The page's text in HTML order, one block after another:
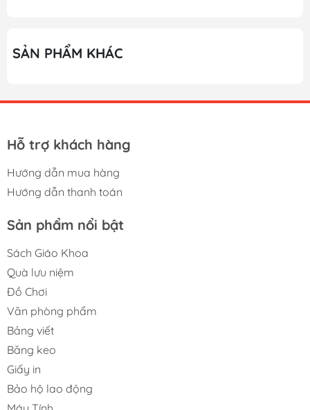
SẢN PHẨM KHÁC
Hỗ trợ khách hàng
Hướng dẫn mua hàng
Hướng dẫn thanh toán
Sản phẩm nổi bật
Sách Giáo Khoa
Quà lưu niệm
Đồ Chơi
Văn phòng phẩm
Bảng viết
Băng keo
Giấy in
Bảo hộ lao động